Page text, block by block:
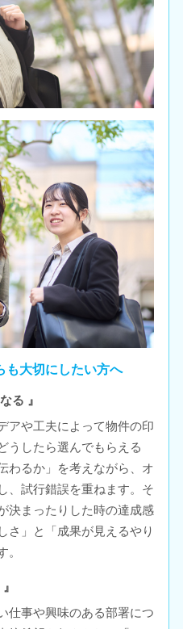
も大切にしたい方へ
る 』
アや工夫によって物件の印
うしたら選んでもらえる
わるか」を考えながら、オ
、試行錯誤を重ねます。そ
決まったりした時の達成感
さ」と「成果が見えるやり
仕事や興味のある部署につ